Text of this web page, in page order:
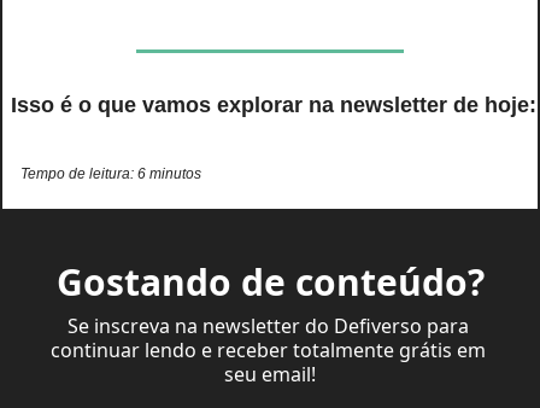
Isso é o que vamos explorar na newsletter de hoje:
Tempo de leitura: 6 minutos
Gostando de conteúdo?
Se inscreva na newsletter do Defiverso para
continuar lendo e receber totalmente grátis em
seu email!